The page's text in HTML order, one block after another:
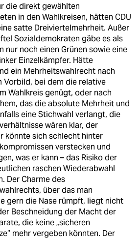
die direkt gewählten
in den Wahlkreisen, hätten CDU
satte Dreiviertelmehrheit. Außer
Sozialdemokraten gäbe es als
nur noch einen Grünen sowie eine
Einzelkämpfer. Hätte
ein Mehrheitswahlrecht nach
Vorbild, bei dem die relative
Wahlkreis genügt, oder nach
das die absolute Mehrheit und
eine Stichwahl verlangt, die
wären klar, der
könnte sich schlecht hinter
verstecken und
was er kann – das Risiko der
raschen Wiederabwahl
Der Charme des
über das man
gern die Nase rümpft, liegt nicht
Beschneidung der Macht der
die keine „sicheren
mehr vergeben könnten. Der